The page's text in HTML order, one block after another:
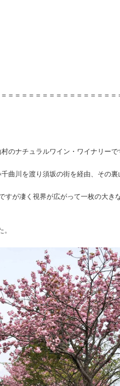
＝＝＝＝＝＝＝＝＝＝＝＝＝＝＝＝
のナチュラルワイン・ワイナリーで
曲川を渡り須坂の街を経由、その
すが凄く視界が広がって一枚の大